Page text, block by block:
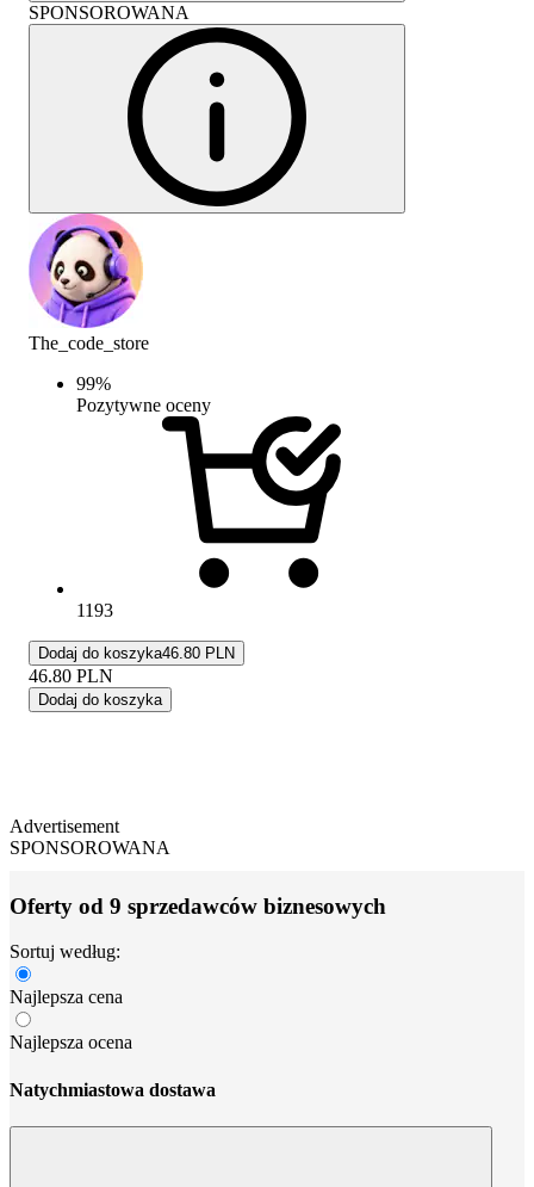
SPONSOROWANA
The_code_store
99%
Pozytywne oceny
1193
Dodaj do koszyka46.80 PLN
46.80 PLN
Dodaj do koszyka
Advertisement
SPONSOROWANA
Oferty od 9 sprzedawców biznesowych
Sortuj według:
Najlepsza cena
Najlepsza ocena
Natychmiastowa dostawa